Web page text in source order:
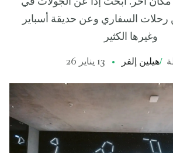
السفاري وعن حديقة أسباير
وغيرها الكثير
/هيلين إلفر 13 يناير 26